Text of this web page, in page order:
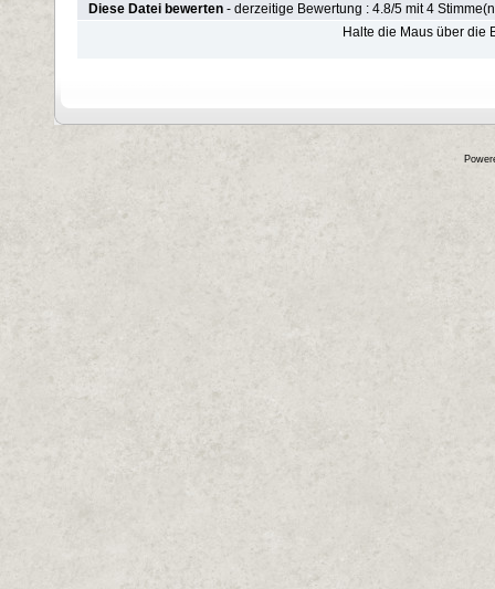
Diese Datei bewerten - derzeitige Bewertung : 4.8/5 mit 4
Halte die Maus über die